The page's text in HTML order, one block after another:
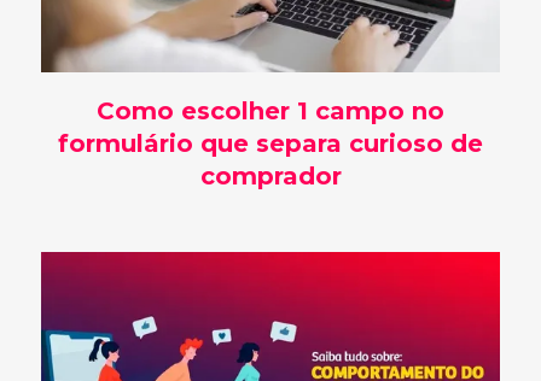
Como escolher 1 campo no
formulário que separa curioso de
comprador